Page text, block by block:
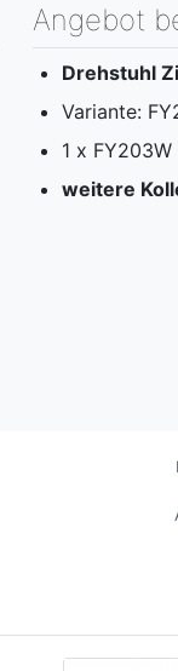
Angebot
Drehstuhl
Variante:
1 x
weitere